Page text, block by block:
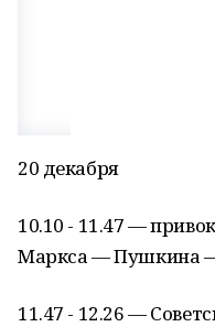
20 декабря
10.10 - 11.47 —
Маркса — Пушкина
11.47 - 12.26 —